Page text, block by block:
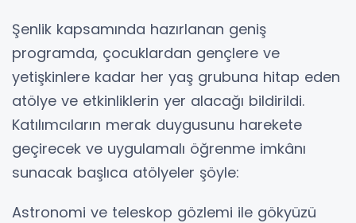
Şenlik kapsamında hazırlanan geniş
programda, çocuklardan gençlere ve
yetişkinlere kadar her yaş grubuna hitap eden
atölye ve etkinliklerin yer alacağı bildirildi.
Katılımcıların merak duygusunu harekete
geçirecek ve uygulamalı öğrenme imkânı
sunacak başlıca atölyeler şöyle:
Astronomi ve teleskop gözlemi ile gökyüzü